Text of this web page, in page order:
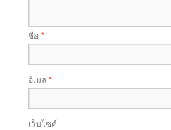
ชื่อ *
อีเมล*
เว็บไซต์